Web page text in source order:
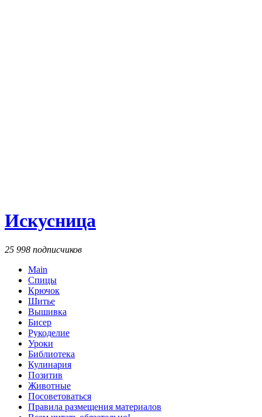
Искусница
25 998 подписчиков
Main
Спицы
Крючок
Шитье
Вышивка
Бисер
Рукоделие
Уроки
Библиотека
Кулинария
Позитив
Животные
Посоветоваться
Правила размещения материалов